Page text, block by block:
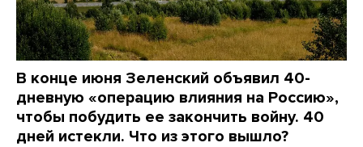
В конце июня Зеленский объявил 40-
дневную «операцию влияния на Россию»,
чтобы побудить ее закончить войну. 40
дней истекли. Что из этого вышло?